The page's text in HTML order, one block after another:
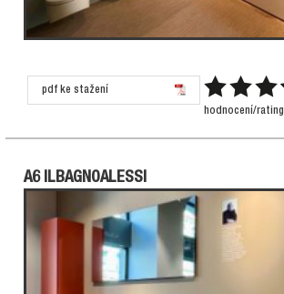
pdf ke stažení
hodnocení/rating
A6 ILBAGNOALESSI